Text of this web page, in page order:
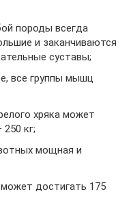
породы всегда
и заканчиваются
суставы;
все группы мышц
хряка может
кг;
мощная и
достигать 175